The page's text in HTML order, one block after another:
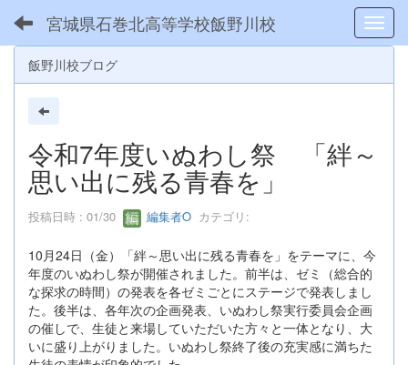
宮城県石巻北高等学校飯野川校
飯野川校ブログ
令和7年度いぬわし祭 「絆～
思い出に残る青春を」
投稿日時 : 01/30 編集者O カテゴリ:
10月24日（金）「絆～思い出に残る青春を」をテーマに、今
年度のいぬわし祭が開催されました。前半は、ゼミ（総合的
な探求の時間）の発表を各ゼミごとにステージで発表しまし
た。後半は、各年次の企画発表、いぬわし祭実行委員会企画
の催しで、生徒と来場していただいた方々と一体となり、大
いに盛り上がりました。いぬわし祭終了後の充実感に満ちた